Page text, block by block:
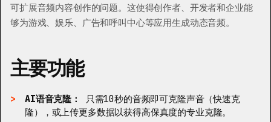
可扩展音频内容创作的问题。这使得创作者、开发者和企业能
够为游戏、娱乐、广告和呼叫中心等应用生成动态音频。
主要功能
AI语音克隆：
只需10秒的音频即可克隆声音（快速克
隆），或上传更多数据以获得高保真度的专业克隆。